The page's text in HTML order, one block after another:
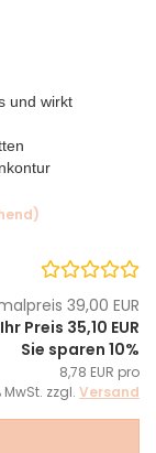
und wirkt
39,00 EUR
Ihr Preis 35,10 EUR
Sie sparen 10%
8,78 EUR pro
MwSt. zzgl. Versand